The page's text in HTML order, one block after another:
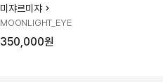
미쟈르미쟈
MOONLIGHT_EYE
350,000원